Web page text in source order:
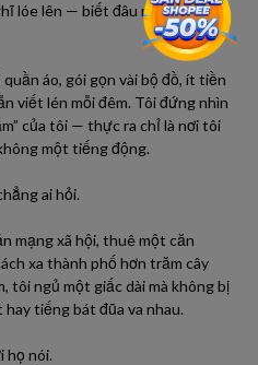
lóe lên — biết đâu mình nên
áo, gói gọn vài bộ đồ, ít tiền
viết lén mỗi đêm. Tôi đứng nhìn
của tôi — thực ra chỉ là nơi tôi
một tiếng động.
ai hỏi.
mạng xã hội, thuê một căn
xa thành phố hơn trăm cây
tôi ngủ một giấc dài mà không bị
tiếng bát đũa va nhau.
họ nói.